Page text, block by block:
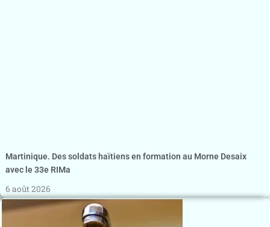
Martinique. Des soldats haïtiens en formation au Morne Desaix
avec le 33e RIMa
6 août 2026